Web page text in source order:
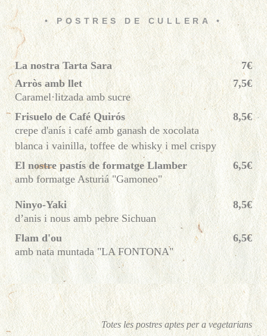
• POSTRES DE CULLERA •
La nostra Tarta Sara
7€
Arròs amb llet
7,5€
Caramel·litzada amb sucre
Frisuelo de Café Quirós
8,5€
crepe d'anís i café amb ganash de xocolata
blanca i vainilla, toffee de whisky i mel crispy
El nostre pastís de formatge Llamber
6,5€
amb formatge Asturiá "Gamoneo"
Ninyo-Yaki
8,5€
d’anis i nous amb pebre Sichuan
Flam d'ou
6,5€
amb nata muntada "LA FONTONA"
Totes les postres aptes per a vegetarians